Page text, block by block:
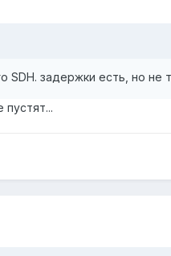
SDH. задержки есть, но не